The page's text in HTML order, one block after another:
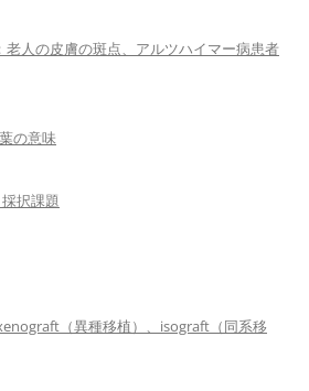
人の皮膚の斑点、アルツハイマー病患者
の意味
択課題
（異種移植）、isograft（同系移